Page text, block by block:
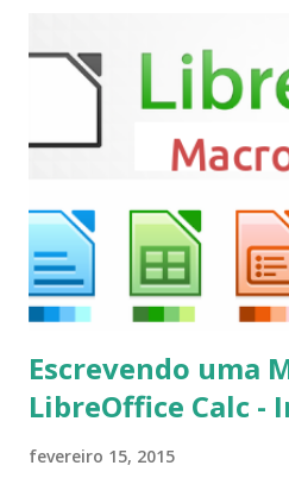
sudo apt-get install kodi Use
instalar codecs de áudio e
executando: $ sudo apt-get
kodi Para remover, execute:
Escrevendo uma
LibreOffice Calc -
fevereiro 15, 2015